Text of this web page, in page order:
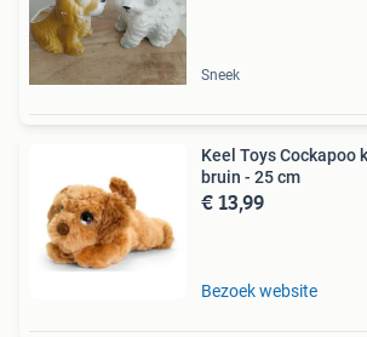
Sneek
Keel Toys Cockapoo
bruin - 25 cm
€ 13,99
Bezoek website